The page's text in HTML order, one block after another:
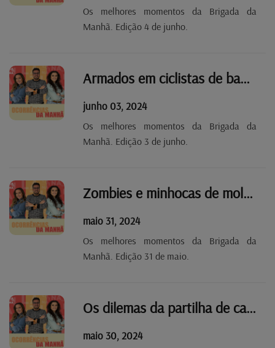
Os melhores momentos da Brigada da
Manhã. Edição 4 de junho.
Armados em ciclistas de bancada.
junho 03, 2024
Os melhores momentos da Brigada da
Manhã. Edição 3 de junho.
Zombies e minhocas de molho
maio 31, 2024
Os melhores momentos da Brigada da
Manhã. Edição 31 de maio.
Os dilemas da partilha de cama
maio 30, 2024